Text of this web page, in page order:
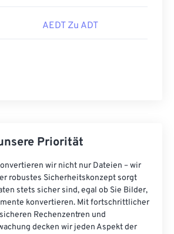
AEDT Zu ADT
Priorität
wir nicht nur Dateien – wir
robustes Sicherheitskonzept sorgt
stets sicher sind, egal ob Sie Bilder,
konvertieren. Mit fortschrittlicher
Rechenzentren und
decken wir jeden Aspekt der